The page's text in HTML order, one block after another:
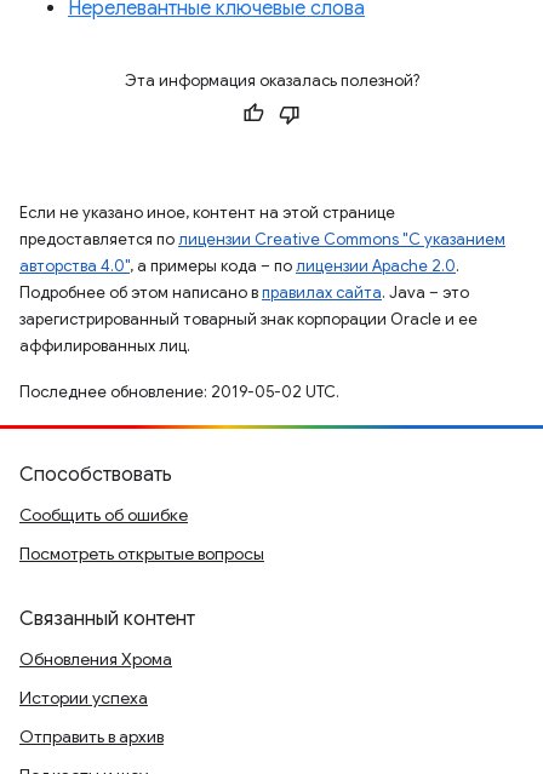
Нерелевантные ключевые слова
Эта информация оказалась полезной?
Если не указано иное, контент на этой странице
предоставляется полицензии Creative Commons "С указанием
авторства 4.0", а примеры кода – полицензии Apache 2.0.
Подробнее об этом написано вправилах сайта. Java – это
зарегистрированный товарный знак корпорации Oracle и ее
аффилированных лиц.
Последнее обновление: 2019-05-02 UTC.
Способствовать
Сообщить об ошибке
Посмотреть открытые вопросы
Связанный контент
Обновления Хрома
Истории успеха
Отправить в архив